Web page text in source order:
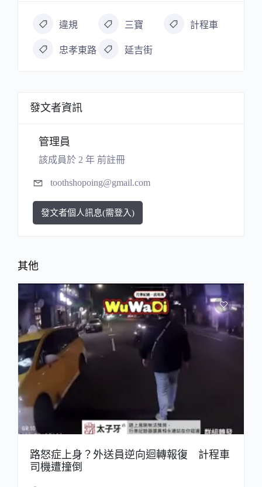
違規 三寶 計程車
忠孝東路 延吉街
發文者資訊
管理員
該成員於 2 年 前註冊
toothshopoing@gmail.com
發文者個人訊息(需登入)
其他
路怒症上身？外送員逆向迴轉報復 計程車
司機遭撞倒